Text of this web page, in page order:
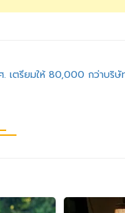
. เตรียมให้ 80,000 กว่าบริ